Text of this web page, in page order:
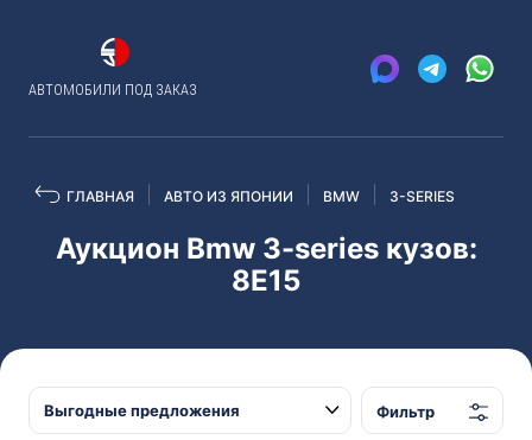
АВТОМОБИЛИ ПОД ЗАКАЗ
ГЛАВНАЯ АВТО ИЗ ЯПОНИИ BMW 3-SERIES
Аукцион Bmw 3-series кузов:
8E15
Фильтр